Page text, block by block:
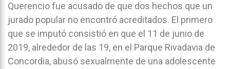
Querencio fue acusado de que dos hechos que un
jurado popular no encontró acreditados. El primero
que se imputó consistió en que el 11 de junio de
2019, alrededor de las 19, en el Parque Rivadavia de
Concordia, abusó sexualmente de una adolescente